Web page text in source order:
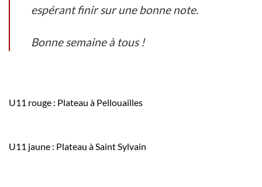
espérant finir sur une bonne note.
Bonne semaine à tous !
U11 rouge : Plateau à Pellouailles
U11 jaune : Plateau à Saint Sylvain